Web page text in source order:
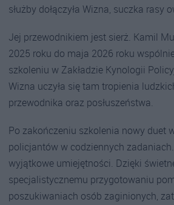
służby dołączyła Wizna, suczka rasy
Jej przewodnikiem jest sierż. Kamil
2025 roku do maja 2026 roku
szkoleniu w Zakładzie Kynologii
Wizna uczyła się tam tropienia
przewodnika oraz posłuszeństwa.
Po zakończeniu szkolenia nowy duet
policjantów w codziennych
wyjątkowe umiejętności. Dzięki
specjalistycznemu przygotowaniu
poszukiwaniach osób zaginionych,